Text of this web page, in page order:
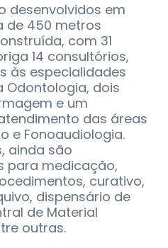
desenvolvidos em
de 450 metros
com 31
14 consultórios,
às especialidades
Odontologia, dois
e um
das áreas
e Fonoaudiologia.
ainda são
para medicação,
curativo,
dispensário de
de Material
outras.